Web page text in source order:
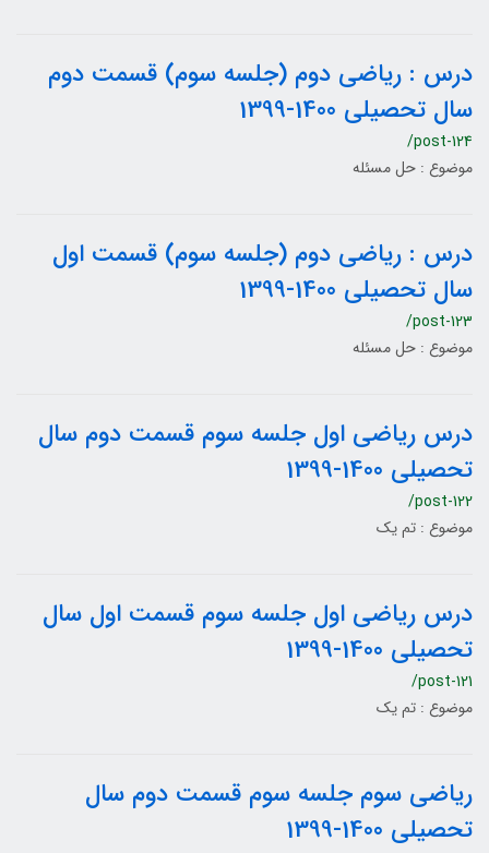
درس : ریاضی دوم (جلسه سوم) قسمت دوم
سال تحصیلی 1400-1399
/post-124
موضوع : حل مسئله
درس : ریاضی دوم (جلسه سوم) قسمت اول
سال تحصیلی 1400-1399
/post-123
موضوع : حل مسئله
درس ریاضی اول جلسه سوم قسمت دوم سال
تحصیلی 1400-1399
/post-122
موضوع : تم یک
درس ریاضی اول جلسه سوم قسمت اول سال
تحصیلی 1400-1399
/post-121
موضوع : تم یک
ریاضی سوم جلسه سوم قسمت دوم سال
تحصیلی 1400-1399